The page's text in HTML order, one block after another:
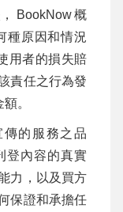
BookNow 概
種原因和情況
用者的損失賠
責任之行為發
。
的服務之品
登內容的真實
力，以及買方
保證和承擔任